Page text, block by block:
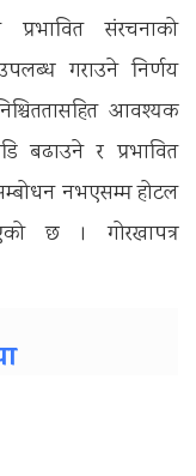
संरचनाको
गराउने निर्णय
आवश्यक
बढाउने र प्रभावित
नभएसम्म होटल
छ । गाेरखापत्र